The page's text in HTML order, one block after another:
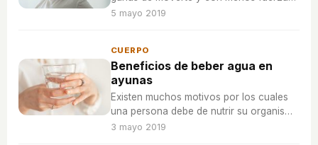
de lo habitual le puedes poner remedio
5 mayo 2019
CUERPO
Beneficios de beber agua en
ayunas
Existen muchos motivos por los cuales
una persona debe de nutrir su organismo
con agua desde primera hora de la
3 mayo 2019